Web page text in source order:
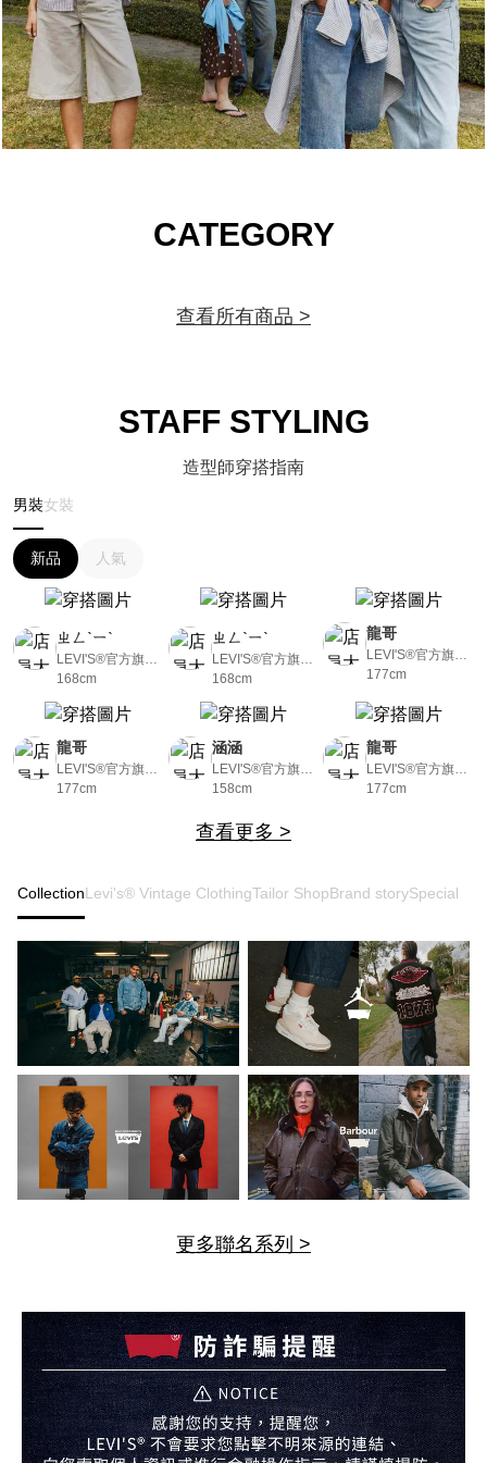
CATEGORY
查看所有商品 >
STAFF STYLING
造型師穿搭指南
男裝女裝
新品 人氣
查看更多 >
ㄓㄥˋㄧˋ
LEVI'S®官方旗艦
店
168cm
ㄓㄥˋㄧˋ
LEVI'S®官方旗艦
店
168cm
龍哥
LEVI'S®官方旗艦
店
177cm
龍哥
LEVI'S®官方旗艦
店
177cm
涵涵
LEVI'S®官方旗艦
店
158cm
龍哥
LEVI'S®官方旗艦
店
177cm
CollectionLevi's® Vintage ClothingTailor ShopBrand storySpecial
更多聯名系列 >